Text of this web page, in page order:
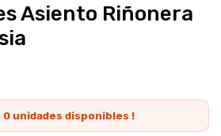
Asiento Riñonera
0unidades disponibles !